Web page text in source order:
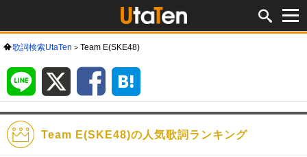
歌詞検索UtaTen Team E(SKE48)
LINE Facebook
ク
ー
Team E(SKE48)の人気歌詞ランキング